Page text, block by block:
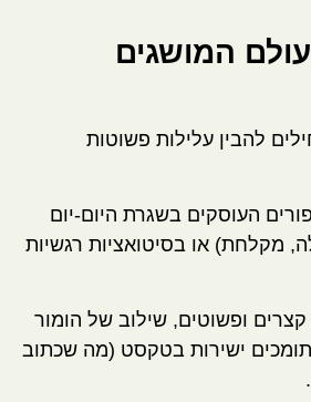
2-4: עולם המושגים
להבין עלילות פשוטות
העוסקים בשגרת היום-יום
מקלחת) או בסיטואציות רגשיות
ופשוטים, שילוב של הומור
ישירות בטקסט (מה שכתוב